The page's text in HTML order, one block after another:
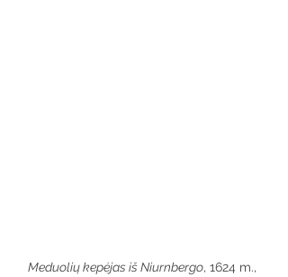
Meduolių kepėjas iš Niurnbergo, 1624 m.,